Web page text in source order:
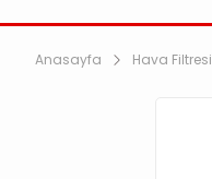
Anasayfa Hava Filtresi